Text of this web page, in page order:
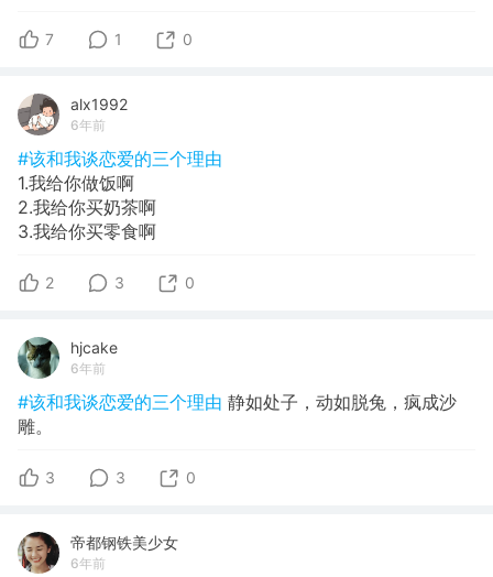
7 1 0
alx1992
6年前
#该和我谈恋爱的三个理由
1.我给你做饭啊
2.我给你买奶茶啊
3.我给你买零食啊
2 3 0
hjcake
6年前
#该和我谈恋爱的三个理由 静如处子，动如脱兔，疯成沙
雕。
3 3 0
帝都钢铁美少女
6年前